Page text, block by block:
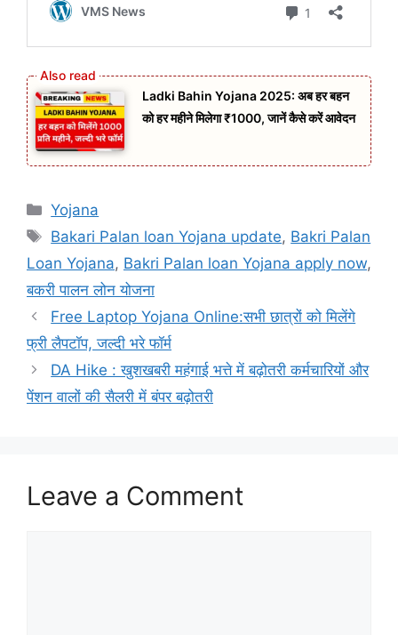
Ladki Bahin Yojana 2025: अब हर बहन
को हर महीने मिलेगा ₹1000, जानें कैसे करें आवेदन
Categories
Yojana
Tags
Bakari Palan loan Yojana update, Bakri Palan
Loan Yojana, Bakri Palan loan Yojana apply now,
बकरी पालन लोन योजना
Free Laptop Yojana Online:सभी छात्रों को मिलेंगे
फ्री लैपटॉप, जल्दी भरे फॉर्म
DA Hike : खुशखबरी महंगाई भत्ते में बढ़ोतरी कर्मचारियों और
पेंशन वालों की सैलरी में बंपर बढ़ोतरी
Leave a Comment